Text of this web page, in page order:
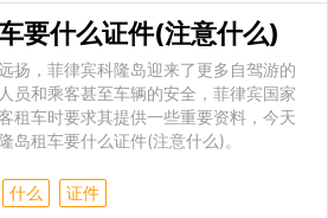
要什么证件(注意什么)
扬，菲律宾科隆岛迎来了更多自驾游的
员和乘客甚至车辆的安全，菲律宾国家
租车时要求其提供一些重要资料，今天
岛租车要什么证件(注意什么)。
什么 证件